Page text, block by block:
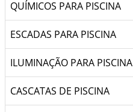
QUÍMICOS PARA PISCINA
ESCADAS PARA PISCINA
ILUMINAÇÃO PARA PISCINA
CASCATAS DE PISCINA